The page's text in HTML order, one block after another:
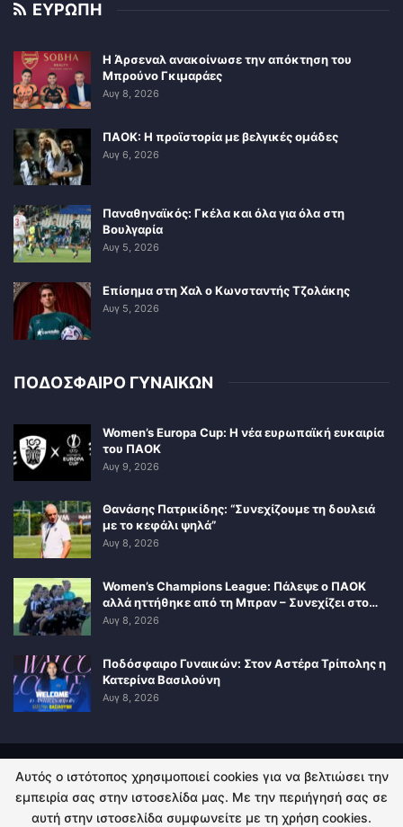
ΕΥΡΩΠΗ
Η Άρσεναλ ανακοίνωσε την απόκτηση του
Μπρούνο Γκιμαράες
Αυγ 8, 2026
ΠΑΟΚ: Η προϊστορία με βελγικές ομάδες
Αυγ 6, 2026
Παναθηναϊκός: Γκέλα και όλα για όλα στη
Βουλγαρία
Αυγ 5, 2026
Επίσημα στη Χαλ ο Κωνσταντής Τζολάκης
Αυγ 5, 2026
ΠΟΔΟΣΦΑΙΡΟ ΓΥΝΑΙΚΩΝ
Women’s Europa Cup: Η νέα ευρωπαϊκή ευκαιρία
του ΠΑΟΚ
Αυγ 9, 2026
Θανάσης Πατρικίδης: “Συνεχίζουμε τη δουλειά
με το κεφάλι ψηλά”
Αυγ 8, 2026
Women’s Champions League: Πάλεψε ο ΠΑΟΚ
αλλά ηττήθηκε από τη Μπραν – Συνεχίζει στο…
Αυγ 8, 2026
Ποδόσφαιρο Γυναικών: Στον Αστέρα Τρίπολης η
Κατερίνα Βασιλούνη
Αυγ 8, 2026
ΠΟΛΙΤΙΚΗ ΑΠΟΡΡΗΤΟΥ ΕΠΙΚΟΙΝΩΝΙΑ
Αυτός ο ιστότοπος χρησιμοποιεί cookies για να βελτιώσει την
εμπειρία σας στην ιστοσελίδα μας. Με την περιήγησή σας σε
αυτή στην ιστοσελίδα συμφωνείτε με τη χρήση cookies.